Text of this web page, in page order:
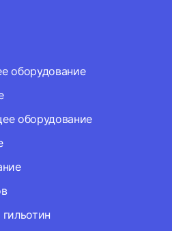
оборудование
оборудование